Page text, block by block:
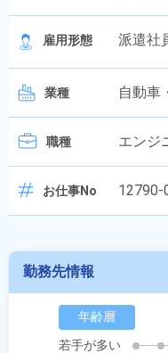
雇用形態 派遣社
業種 自動車
職種 エンジ
お仕事No 12790-
勤務先情報
年齢層
若手が多い